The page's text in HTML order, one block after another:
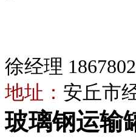
徐经理
地址： 安丘市
玻璃钢运输